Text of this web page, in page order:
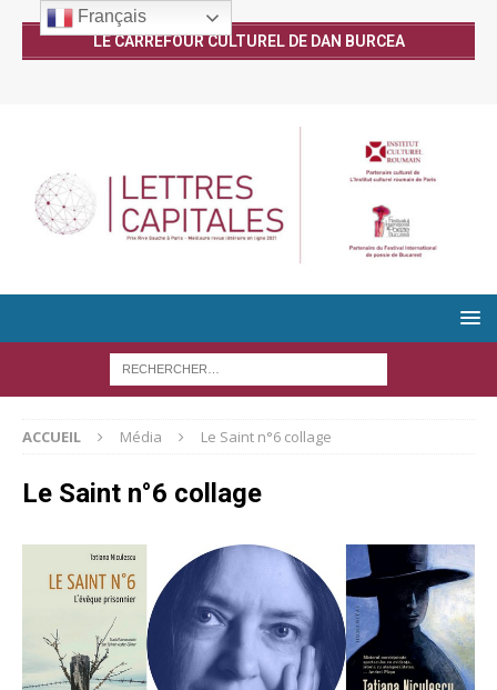
LE CARREFOUR CULTUREL DE DAN BURCEA
ACCUEIL Média Le Saint n°6 collage
Le Saint n°6 collage
Français